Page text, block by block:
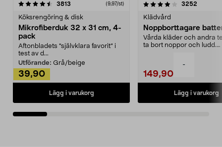
-
3813 (9,97/st)
Köksrengöring & disk
Mikrofiberduk 32 x 31 cm, 4-
pack
Aftonbladets "självklara favorit” i
test av d...
Utförande: Grå/beige
39,90
Lägg i varukorg
4.0av 5 stjärnor 3252
Klädvård
Noppborttagare
Vårda kläder och andra
ta bort noppor och ludd.
149,90
Lägg i varukorg
4.5av 5 stjärnor